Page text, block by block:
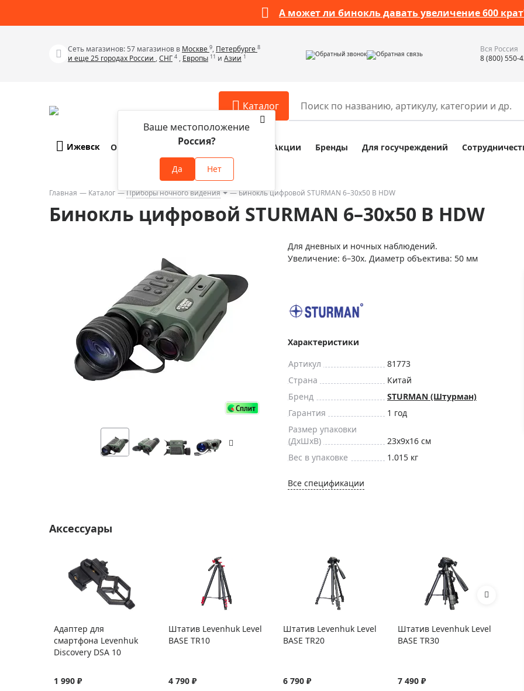
А может ли бинокль давать увеличение 600
Сеть магазинов: 57 магазинов в Москве 9, Петербурге 8
и еще 25 городах России ,СНГ 4 , Европы 11 и Азии 1 Обратный звонок Обратная связь
Вся Россия
8 (800) 550-
Каталог
Телескопы
Бинокли
Зрительные трубы
Приборы ночного видения
Прицелы
Фотогаджеты
Метеостанции, барометры, часы
Астропланетарии
Подарки
Аксессуары для микроскопов
Аксессуары для зрительных труб
Аксессуары для луп
Аксессуары для приборов ночного
видения
Распродажа
Распродажа оптики по специальным
Распродажа выставочных образцов
Разное
Наборы исследователя
Глобусы
Глобусы интерактивные
Фонари
Элементы питания, карты
Экшн-камеры
Фотооборудование
Ижевск
Ваше местоположение
Россия?
Да Нет
О компании Оплата и доставка Акции Бренды Для госучреждений
Главная Каталог Приборы ночного видения Бинокль цифровой STURMAN 6–30x50 B HDW
Бинокль цифровой STURMAN 6–30x50 B HDW
Для дневных и ночных наблюдений.
Увеличение: 6–30x. Диаметр объектива: 50 мм
Характеристики
Артикул
81773
Страна
Китай
Бренд
STURMAN (Штурман)
Гарантия
1 год
Размер упаковки
(ДxШxВ)
23x9x16 см
Вес в упаковке
1.015 кг
Все спецификации
Аксессуары
Адаптер для
смартфона Levenhuk
Discovery DSA 10
1 990 ₽
Штатив Levenhuk Level
BASE TR10
4 790 ₽
Штатив Levenhuk Level
BASE TR20
6 790 ₽
Штатив Levenhuk Level
BASE TR30
7 490 ₽